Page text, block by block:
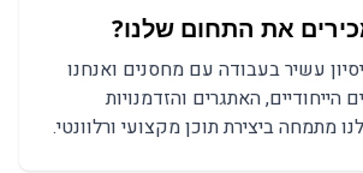
את התחום שלנו?
עשיר בעבודה עם מחסנים ואנחנו
הייחודיים, האתגרים והזדמנויות
מתמחה ביצירת תוכן מקצועי ורלוונטי.